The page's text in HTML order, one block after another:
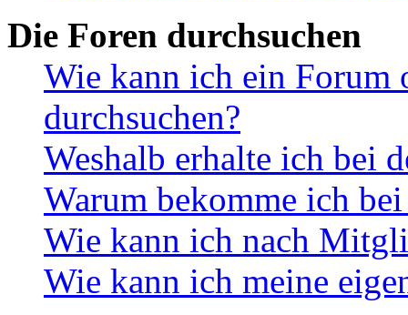
Die Foren durchsuchen
Wie kann ich ein Forum
durchsuchen?
Weshalb erhalte ich bei
Warum bekomme ich
Wie kann ich nach
Wie kann ich meine